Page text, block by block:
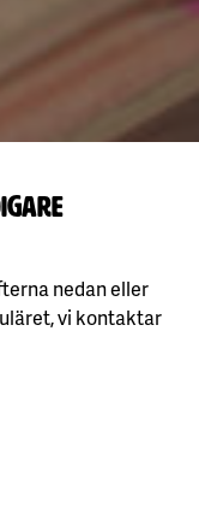
nedan eller
vi kontaktar